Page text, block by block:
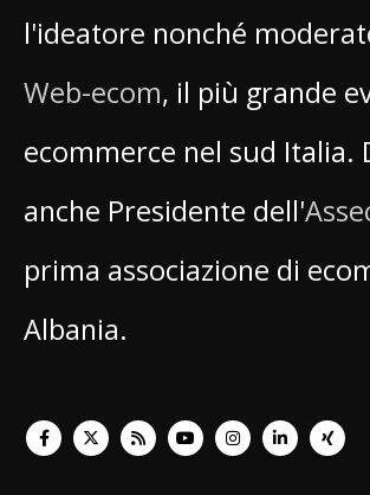
l'ideatore nonché
Web-ecom, il più grande
ecommerce nel sud Italia.
anche Presidente dell'
prima associazione di
Albania.